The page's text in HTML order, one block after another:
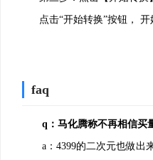
3、安装完成即可使用
点击“开始转换”按钮， 开
faq
q：马化腾称不再相信买量
a：4399的二次元也做出